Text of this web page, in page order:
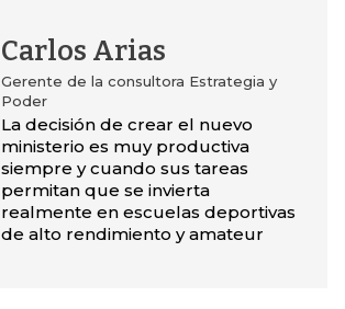
Carlos Arias
Gerente de la consultora Estrategia y
Poder
La decisión de crear el nuevo
ministerio es muy productiva
siempre y cuando sus tareas
permitan que se invierta
realmente en escuelas deportivas
de alto rendimiento y amateur